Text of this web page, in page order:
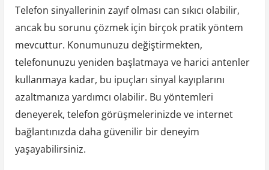
Telefon sinyallerinin zayıf olması can sıkıcı olabilir,
ancak bu sorunu çözmek için birçok pratik yöntem
mevcuttur. Konumunuzu değiştirmekten,
telefonunuzu yeniden başlatmaya ve harici antenler
kullanmaya kadar, bu ipuçları sinyal kayıplarını
azaltmanıza yardımcı olabilir. Bu yöntemleri
deneyerek, telefon görüşmelerinizde ve internet
bağlantınızda daha güvenilir bir deneyim
yaşayabilirsiniz.